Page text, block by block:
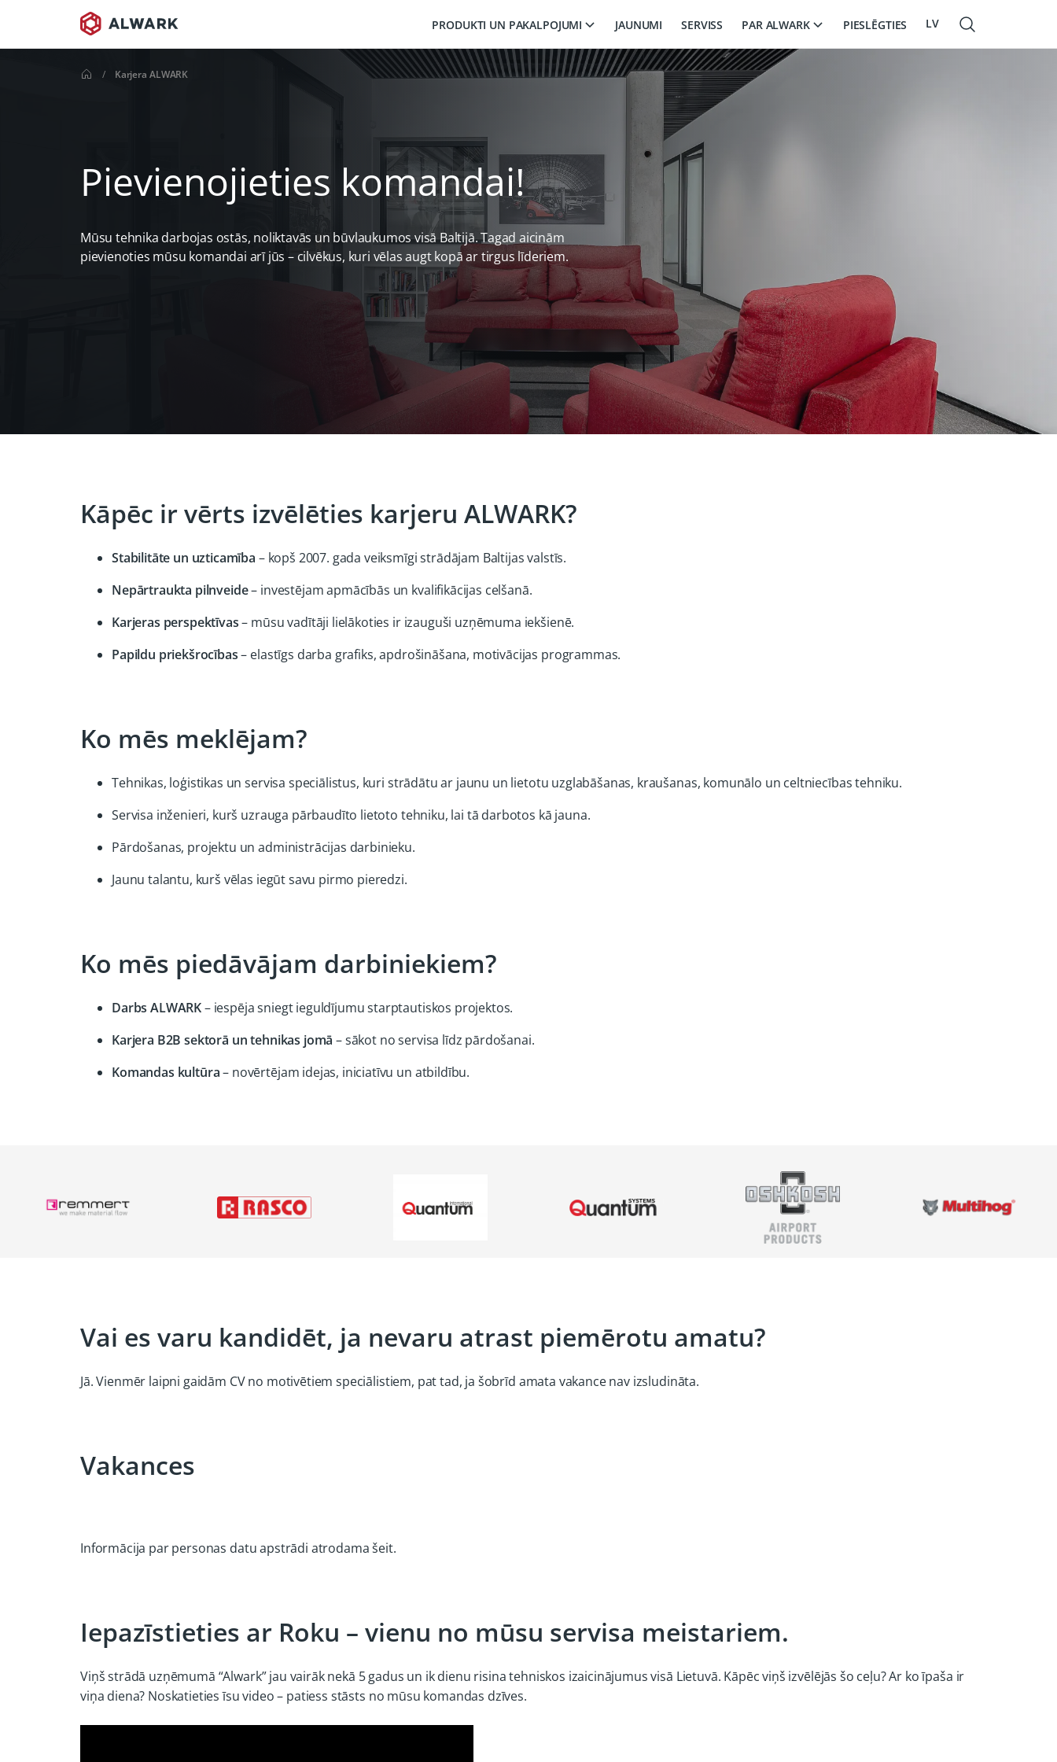
PRODUKTI UN PAKALPOJUMI JAUNUMI SERVISS PAR ALWARK PIESLĒGTIES LV
/ Karjera ALWARK
Pievienojieties komandai!
Mūsu tehnika darbojas ostās, noliktavās un būvlaukumos visā Baltijā. Tagad aicinām
pievienoties mūsu komandai arī jūs – cilvēkus, kuri vēlas augt kopā ar tirgus līderiem.
Kāpēc ir vērts izvēlēties karjeru ALWARK?
Stabilitāte un uzticamība – kopš 2007. gada veiksmīgi strādājam Baltijas valstīs.
Nepārtraukta pilnveide– investējam apmācībās un kvalifikācijas celšanā.
Karjeras perspektīvas– mūsu vadītāji lielākoties ir izauguši uzņēmuma iekšienē.
Papildu priekšrocības– elastīgs darba grafiks, apdrošināšana, motivācijas programmas.
Ko mēs meklējam?
Tehnikas, loģistikas un servisa speciālistus, kuri strādātu ar jaunu un lietotu uzglabāšanas, kraušanas, komunālo un celtniecības tehniku.
Servisa inženieri, kurš uzrauga pārbaudīto lietoto tehniku, lai tā darbotos kā jauna.
Pārdošanas, projektu un administrācijas darbinieku.
Jaunu talantu, kurš vēlas iegūt savu pirmo pieredzi.
Ko mēs piedāvājam darbiniekiem?
Darbs ALWARK– iespēja sniegt ieguldījumu starptautiskos projektos.
Karjera B2B sektorā un tehnikas jomā– sākot no servisa līdz pārdošanai.
Komandas kultūra– novērtējam idejas, iniciatīvu un atbildību.
Vai es varu kandidēt, ja nevaru atrast piemērotu amatu?
Jā. Vienmēr laipni gaidām CV no motivētiem speciālistiem, pat tad, ja šobrīd amata vakance nav izsludināta.
Vakances
Informācija par personas datu apstrādi atrodama šeit.
Iepazīstieties ar Roku – vienu no mūsu servisa meistariem.
Viņš strādā uzņēmumā “Alwark” jau vairāk nekā 5 gadus un ik dienu risina tehniskos izaicinājumus visā Lietuvā. Kāpēc viņš izvēlējās šo ceļu? Ar ko īpaša ir
viņa diena? Noskatieties īsu video – patiess stāsts no mūsu komandas dzīves.